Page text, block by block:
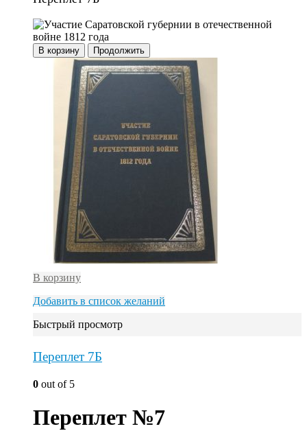
В корзину Продолжить
В корзину
Добавить в список желаний
Быстрый просмотр
Переплет 7Б
0 out of 5
Переплет №7